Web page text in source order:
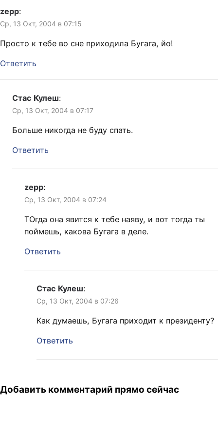
zepp:
Ср, 13 Окт, 2004 в 07:15
Просто к тебе во сне приходила Бугага, йо!
Ответить
Стас Кулеш:
Ср, 13 Окт, 2004 в 07:17
Больше никогда не буду спать.
Ответить
zepp:
Ср, 13 Окт, 2004 в 07:24
ТОгда она явится к тебе наяву, и вот тогда ты
поймешь, какова Бугага в деле.
Ответить
Стас Кулеш:
Ср, 13 Окт, 2004 в 07:26
Как думаешь, Бугага приходит к президенту?
Ответить
Добавить комментарий прямо сейчас